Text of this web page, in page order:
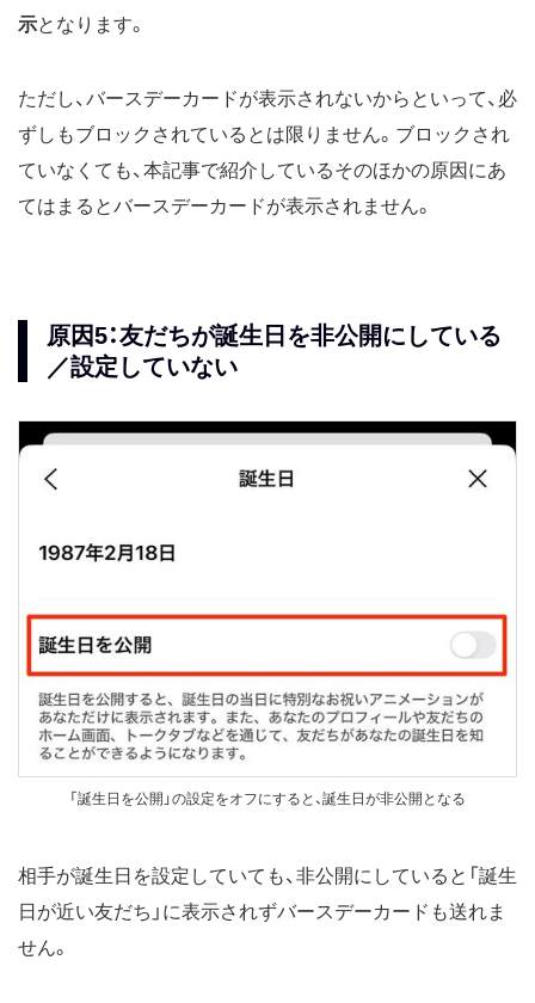
示となります。
ただし、バースデーカードが表示されないからといって、必
ずしもブロックされているとは限りません。ブロックされ
ていなくても、本記事で紹介しているそのほかの原因にあ
てはまるとバースデーカードが表示されません。
原因5：友だちが誕生日を非公開にしている
／設定していない
「誕生日を公開」の設定をオフにすると、誕生日が非公開となる
相手が誕生日を設定していても、非公開にしていると「誕生
日が近い友だち」に表示されずバースデーカードも送れま
せん。